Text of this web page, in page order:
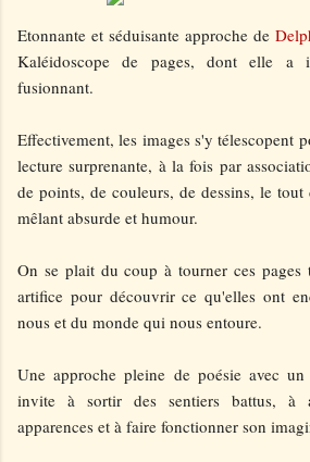
Etonnante et séduisante approche de
Kaléidoscope de pages, dont elle
fusionnant.
Effectivement, les images s'y télescopent
lecture surprenante, à la fois par
de points, de couleurs, de dessins, le
mêlant absurde et humour.
On se plait du coup à tourner ces pages
artifice pour découvrir ce qu'elles ont
nous et du monde qui nous entoure.
Une approche pleine de poésie avec
invite à sortir des sentiers battus, à
apparences et à faire fonctionner son